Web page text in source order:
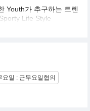
Youth가 추구하는 트렌
Life Style
요일 : 근무요일협의